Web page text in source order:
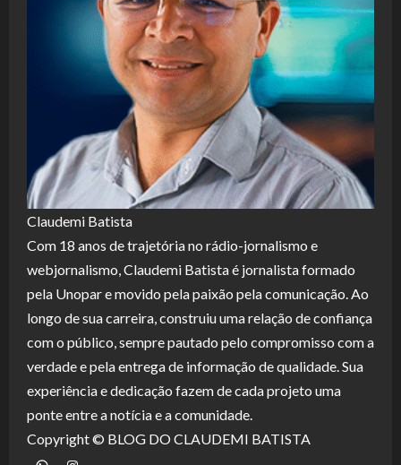
Claudemi Batista
Com 18 anos de trajetória no rádio-jornalismo e
webjornalismo, Claudemi Batista é jornalista formado
pela Unopar e movido pela paixão pela comunicação. Ao
longo de sua carreira, construiu uma relação de confiança
com o público, sempre pautado pelo compromisso com a
verdade e pela entrega de informação de qualidade. Sua
experiência e dedicação fazem de cada projeto uma
ponte entre a notícia e a comunidade.
Copyright © BLOG DO CLAUDEMI BATISTA